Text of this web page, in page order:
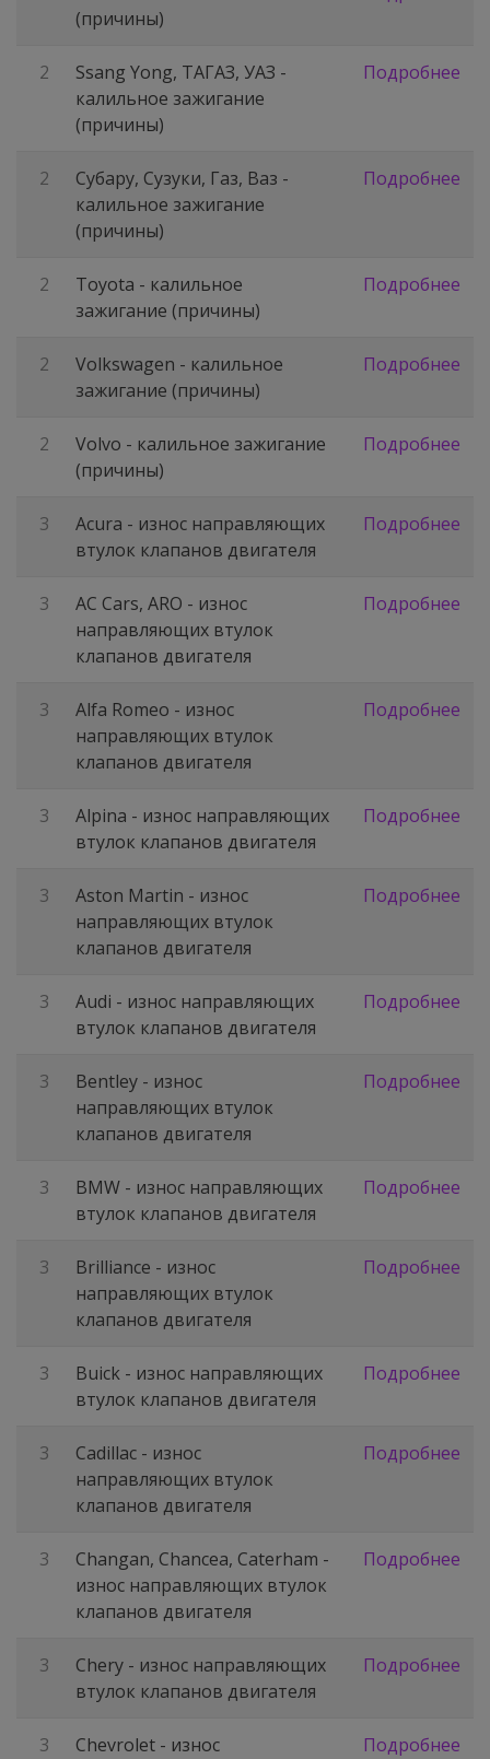
(причины)
2
Ssang Yong, ТАГАЗ, УАЗ -
калильное зажигание
(причины)
Подробнее
2
Субару, Сузуки, Газ, Ваз -
калильное зажигание
(причины)
Подробнее
2
Toyota - калильное
зажигание (причины)
Подробнее
2
Volkswagen - калильное
зажигание (причины)
Подробнее
2
Volvo - калильное зажигание
(причины)
Подробнее
3
Acura - износ направляющих
втулок клапанов двигателя
Подробнее
3
AC Cars, ARO - износ
направляющих втулок
клапанов двигателя
Подробнее
3
Alfa Romeo - износ
направляющих втулок
клапанов двигателя
Подробнее
3
Alpina - износ направляющих
втулок клапанов двигателя
Подробнее
3
Aston Martin - износ
направляющих втулок
клапанов двигателя
Подробнее
3
Audi - износ направляющих
втулок клапанов двигателя
Подробнее
3
Bentley - износ
направляющих втулок
клапанов двигателя
Подробнее
3
BMW - износ направляющих
втулок клапанов двигателя
Подробнее
3
Brilliance - износ
направляющих втулок
клапанов двигателя
Подробнее
3
Buick - износ направляющих
втулок клапанов двигателя
Подробнее
3
Cadillac - износ
направляющих втулок
клапанов двигателя
Подробнее
3
Changan, Chancea, Caterham -
износ направляющих втулок
клапанов двигателя
Подробнее
3
Chery - износ направляющих
втулок клапанов двигателя
Подробнее
3
Chevrolet - износ
Подробнее